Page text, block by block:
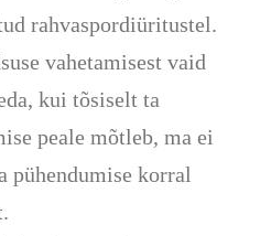
rahvaspordiüritustel.
vahetamisest vaid
kui tõsiselt ta
peale mõtleb, ma ei
pühendumise korral